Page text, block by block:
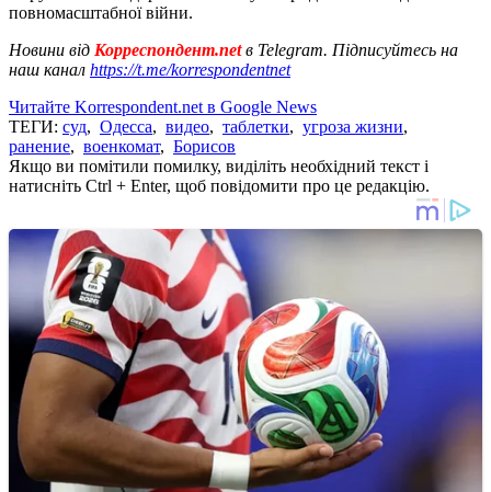
повномасштабної війни.
Новини від Корреспондент.netв Telegram. Підписуйтесь на
наш канал https://t.me/korrespondentnet
Читайте Korrespondent.net в Google News
ТЕГИ: суд, Одесса, видео, таблетки, угроза жизни,
ранение, военкомат, Борисов
Якщо ви помітили помилку, виділіть необхідний текст і
натисніть Ctrl + Enter, щоб повідомити про це редакцію.